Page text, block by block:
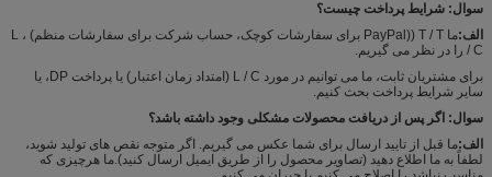
سوال: شرایط پرداخت چیست؟
الف:
ما T / T ((PayPal برای سفارشات کوچک، حساب شرکت برای سفارشات منظم) ، L
/ C را در نظر می گیریم.
برای مشتریان ثابت، ما می توانیم در مورد L / C (امتداد زمان اعتبار) یا پرداخت DP، یا
سایر شرایط پرداخت بحث کنیم.
سوال: اگر پس از دریافت محصولات مشکلی وجود داشته باشد؟
الف:ما قبل از تایید ارسال برای شما عکس می گیریم. اگر متوجه نقص های تولید شوید،
لطفاً به ما اطلاع دهید (تصاویر محصول را از طریق ایمیل ارسال کنید).ما هرچیزی که